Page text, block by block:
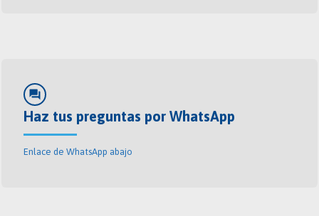
forum
Haz tus preguntas por WhatsApp
Enlace de WhatsApp abajo